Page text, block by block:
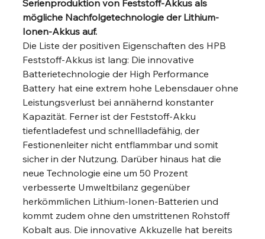
Serienproduktion von Feststoff-Akkus als
mögliche Nachfolgetechnologie der Lithium-
Ionen-Akkus auf.
Die Liste der positiven Eigenschaften des HPB
Feststoff-Akkus ist lang: Die innovative
Batterietechnologie der High Performance
Battery hat eine extrem hohe Lebensdauer ohne
Leistungsverlust bei annähernd konstanter
Kapazität. Ferner ist der Feststoff-Akku
tiefentladefest und schnellladefähig, der
Festionenleiter nicht entflammbar und somit
sicher in der Nutzung. Darüber hinaus hat die
neue Technologie eine um 50 Prozent
verbesserte Umweltbilanz gegenüber
herkömmlichen Lithium-Ionen-Batterien und
kommt zudem ohne den umstrittenen Rohstoff
Kobalt aus. Die innovative Akkuzelle hat bereits